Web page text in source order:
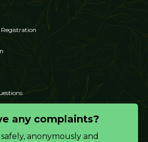
any complaints?
anonymously and